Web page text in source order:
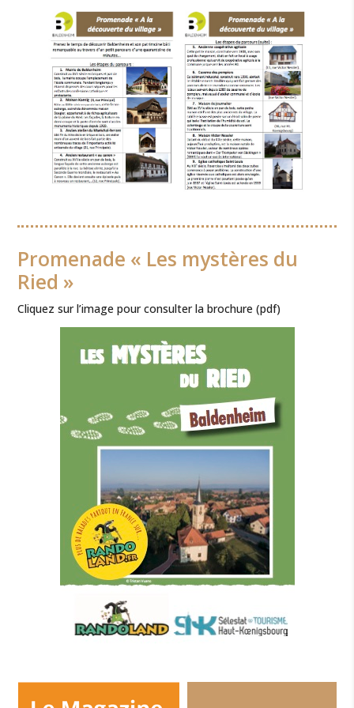
Promenade « Les mystères du
Ried »
Cliquez sur l’image pour consulter la brochure (pdf)